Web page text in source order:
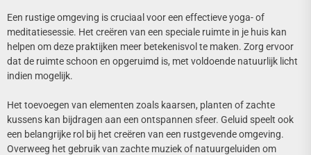
Een rustige omgeving is cruciaal voor een effectieve yoga- of
meditatiesessie. Het creëren van een speciale ruimte in je huis kan
helpen om deze praktijken meer betekenisvol te maken. Zorg ervoor
dat de ruimte schoon en opgeruimd is, met voldoende natuurlijk licht
indien mogelijk.
Het toevoegen van elementen zoals kaarsen, planten of zachte
kussens kan bijdragen aan een ontspannen sfeer. Geluid speelt ook
een belangrijke rol bij het creëren van een rustgevende omgeving.
Overweeg het gebruik van zachte muziek of natuurgeluiden om